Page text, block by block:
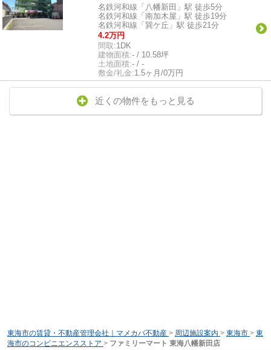
名鉄河和線「八幡新田」駅 徒歩5分
名鉄河和線「南加木屋」駅 徒歩19分
名鉄河和線「巽ケ丘」駅 徒歩21分
4.2万円
間取:1DK
建物面積:- / 10.58坪
土地面積:- / -
敷金/礼金:1.5ヶ月/0万円
近くの物件をもっと見る
東海市の賃貸・不動産管理会社｜マメカバ不動産 > 周辺施設案内 > 東海市 > 東
海市のコンビニエンスストア > ファミリーマート 東海八幡新田店